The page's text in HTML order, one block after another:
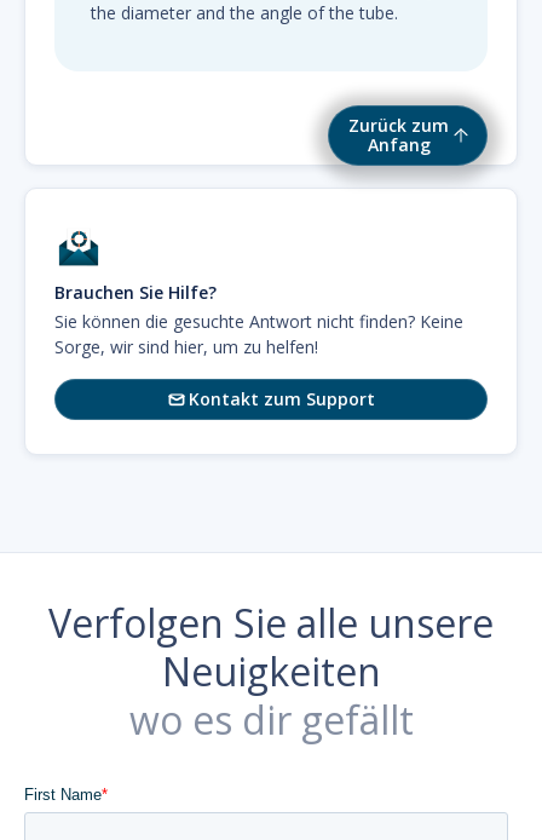
Zurück zum
Anfang
the diameter and the angle of the tube.
Brauchen Sie Hilfe?
Sie können die gesuchte Antwort nicht finden? Keine
Sorge, wir sind hier, um zu helfen!
Kontakt zum Support
Verfolgen Sie alle unsere
Neuigkeiten
wo es dir gefällt